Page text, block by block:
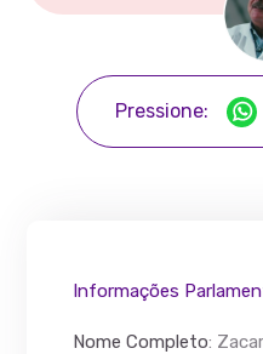
Pressione:
Informações
Nome Completo: